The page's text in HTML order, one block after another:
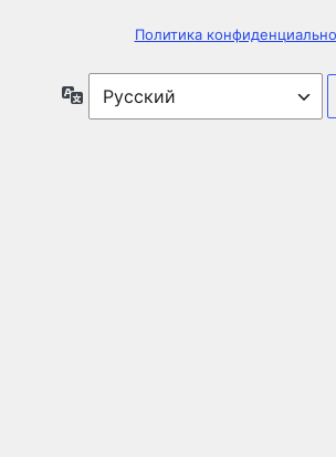
Политика
Язык